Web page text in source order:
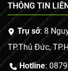
THÔNG TIN
Trụ sở: 8
TP.Thủ Đức,
Hotline: